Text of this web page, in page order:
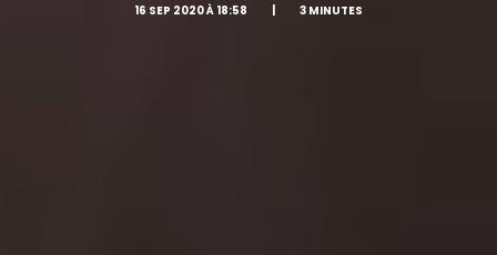
16 SEP 2020 À 18:58 | 3 MINUTES